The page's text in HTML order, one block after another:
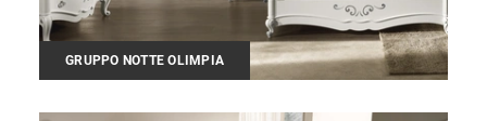
GRUPPO NOTTE OLIMPIA